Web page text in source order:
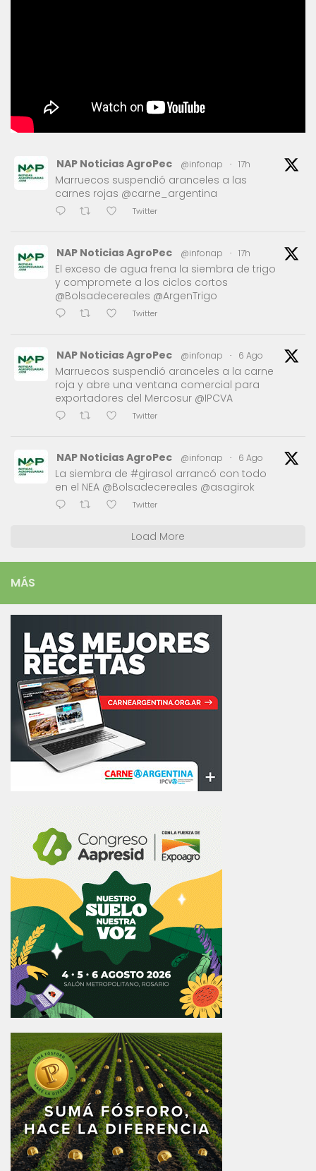
NAP Noticias AgroPec @infonap · 17h
Marruecos suspendió aranceles a las
carnes rojas @carne_argentina
Twitter
NAP Noticias AgroPec @infonap · 17h
El exceso de agua frena la siembra de trigo
y compromete a los ciclos cortos
@Bolsadecereales @ArgenTrigo
Twitter
NAP Noticias AgroPec @infonap · 6 Ago
Marruecos suspendió aranceles a la carne
roja y abre una ventana comercial para
exportadores del Mercosur @IPCVA
Twitter
NAP Noticias AgroPec @infonap · 6 Ago
La siembra de #girasol arrancó con todo
en el NEA @Bolsadecereales @asagirok
Twitter
Load More
MÁS